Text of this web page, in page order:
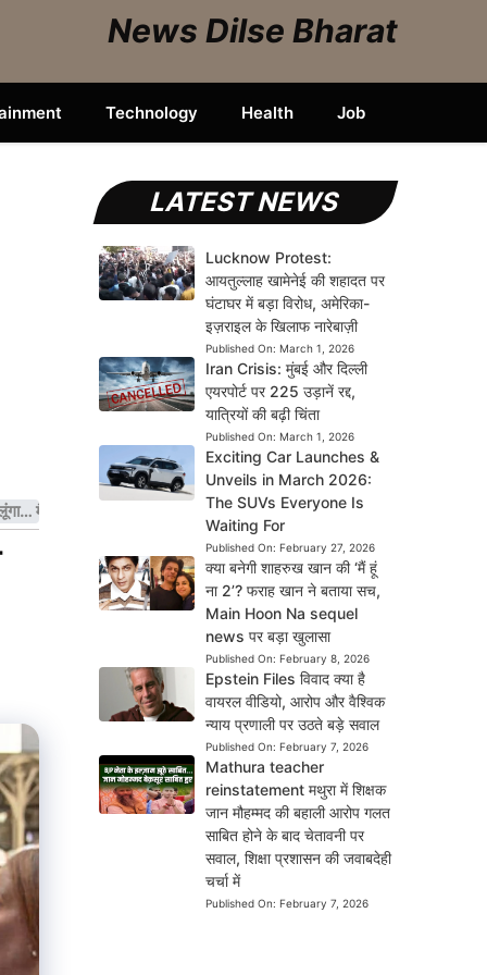
News Dilse Bharat
Technology Health Job
मैं रुकने वाला नहीं हूं”
LATEST NEWS
Lucknow Protest:
आयतुल्लाह खामेनेई की शहादत पर
घंटाघर में बड़ा विरोध, अमेरिका-
इज़राइल के खिलाफ नारेबाज़ी
Published On: March 1, 2026
Iran Crisis: मुंबई और दिल्ली
एयरपोर्ट पर 225 उड़ानें रद्द,
यात्रियों की बढ़ी चिंता
Published On: March 1, 2026
Exciting Car Launches &
Unveils in March 2026:
The SUVs Everyone Is
Waiting For
Published On: February 27, 2026
क्या बनेगी शाहरुख खान की ‘मैं हूं
ना 2’? फराह खान ने बताया सच,
Main Hoon Na sequel
news पर बड़ा खुलासा
Published On: February 8, 2026
Epstein Files विवाद क्या है
वायरल वीडियो, आरोप और वैश्विक
न्याय प्रणाली पर उठते बड़े सवाल
Published On: February 7, 2026
Mathura teacher
reinstatement मथुरा में शिक्षक
जान मौहम्मद की बहाली आरोप गलत
साबित होने के बाद चेतावनी पर
सवाल, शिक्षा प्रशासन की जवाबदेही
चर्चा में
Published On: February 7, 2026